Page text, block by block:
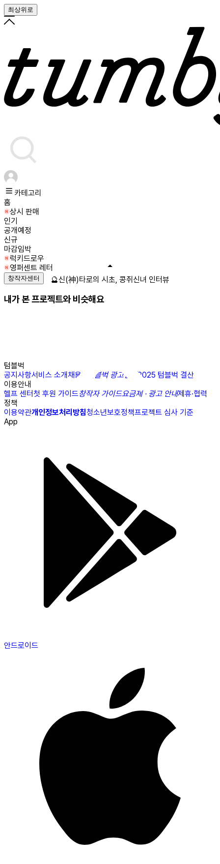
최상위로
카테고리
홈
상시 판매
인기
공개예정
신규
마감임박
럭키드로우
영퍼센트 레터
창작자센터
내가 본 프로젝트와 비슷해요
텀블벅
공지사항서비스 소개채용N 텀블벅 광고센터
2025 텀블벅 결산
이용안내
헬프 센터첫 후원 가이드창작자 가이드요금제 · 광고 안내제휴·협력
정책
이용약관개인정보처리방침청소년보호정책프로젝트 심사 기준
App
안드로이드
🔮신(神)타로의 시초, 콩쥐신녀 인터뷰